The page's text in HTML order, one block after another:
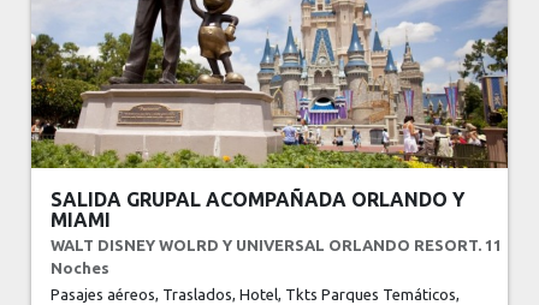
SALIDA GRUPAL ACOMPAÑADA ORLANDO Y
MIAMI
WALT DISNEY WOLRD Y UNIVERSAL ORLANDO RESORT. 11
Noches
Pasajes aéreos, Traslados, Hotel, Tkts Parques Temáticos,